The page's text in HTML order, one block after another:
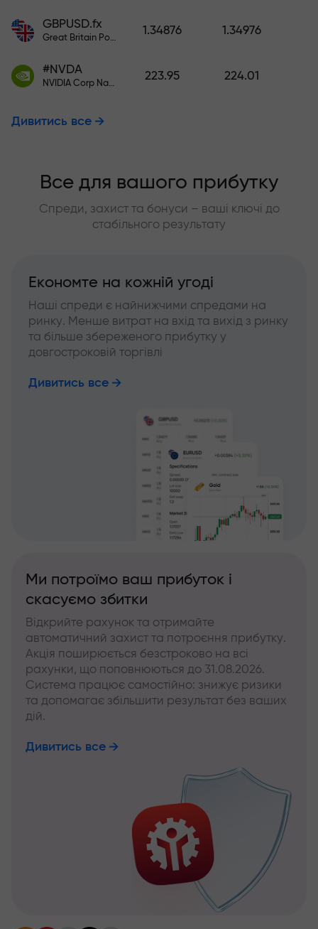
GBPUSD.fx
Great Britain Pound vs US Dollar
1.34876 1.34976
#NVDA
NVIDIA Corp Nasdaq Stock Exchange (Nasdaq) USD
223.95 224.01
Дивитись все
Все для вашого прибутку
Спреди, захист та бонуси – ваші ключі до
стабільного результату
Економте на кожній угоді
Наші спреди є найнижчими спредами на
ринку. Менше витрат на вхід та вихід з ринку
та більше збереженого прибутку у
довгостроковій торгівлі
Дивитись все
Ми потроїмо ваш прибуток і
скасуємо збитки
Відкрийте рахунок та отримайте
автоматичний захист та потроєння прибутку.
Акція поширюється безстроково на всі
рахунки, що поповнюються до 31.08.2026.
Система працює самостійно: знижує ризики
та допомагає збільшити результат без ваших
дій.
Дивитись все